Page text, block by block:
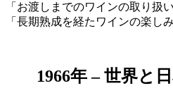
「お渡しまでのワインの取り扱
「長期熟成を経たワインの楽しみ
1966年 – 世界と